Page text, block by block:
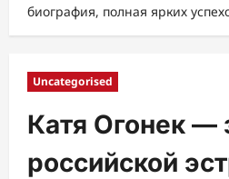
биография, полная ярких
Uncategorised
Катя Огонек —
российской